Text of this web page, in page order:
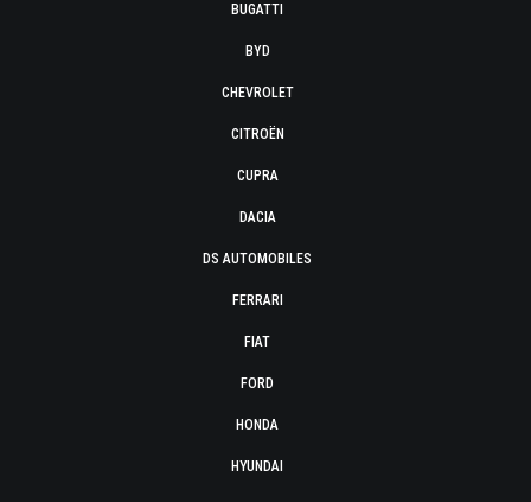
BUGATTI
BYD
CHEVROLET
CITROËN
CUPRA
DACIA
DS AUTOMOBILES
FERRARI
FIAT
FORD
HONDA
HYUNDAI